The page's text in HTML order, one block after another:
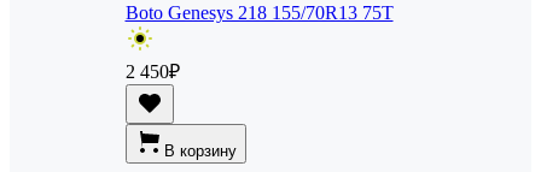
Boto Genesys 218 155/70R13 75T
2 450₽
В корзину